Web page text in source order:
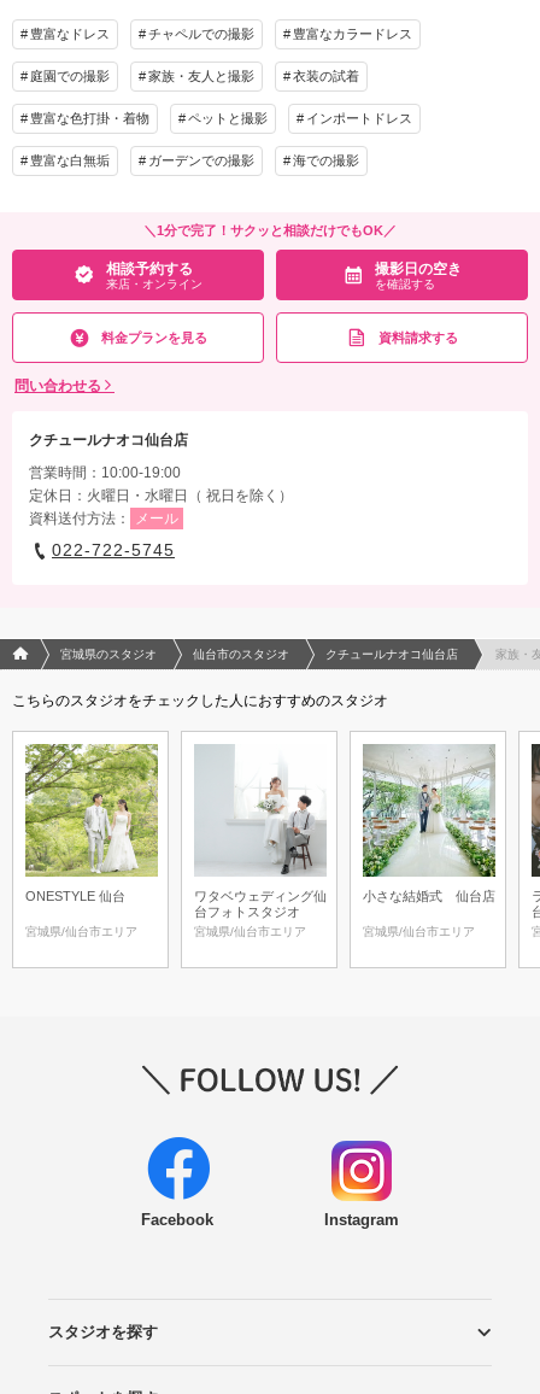
来店・オンライン を確認する
着付け ヘアメイク
アルバム データ 50カット
衣装追加 会食
家族と撮影 家族用衣装レンタル ペットと撮影
その他含むもの
相談予約する
来店・オンライン
撮影日の空き
を確認する
豊富なドレス チャペルでの撮影 豊富なカラードレス
庭園での撮影 家族・友人と撮影 衣装の試着
豊富な色打掛・着物 ペットと撮影 インポートドレス
豊富な白無垢 ガーデンでの撮影 海での撮影
＼1分で完了！サクッと相談だけでもOK／
相談予約する
来店・オンライン
撮影日の空き
を確認する
料金プランを見る 資料請求する
問い合わせる
クチュールナオコ仙台店
営業時間：10:00-19:00
定休日：火曜日・水曜日（ 祝日を除く）
資料送付方法：
メール
022-722-5745
フォトウエディング/結婚写真のPhotorait ホーム
宮城県のスタジオ 仙台市のスタジオ クチュールナオコ仙台店 家族・
こちらのスタジオをチェックした人におすすめのスタジオ
ONESTYLE 仙台
宮城県/仙台市エリア
ワタベウェディング仙
台フォトスタジオ
宮城県/仙台市エリア
小さな結婚式 仙台店
宮城県/仙台市エリア
Facebook Instagram
スタジオを探す